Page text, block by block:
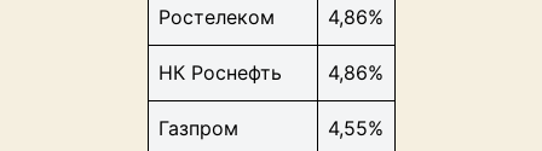
Ростелеком 4,86%
НК Роснефть 4,86%
Газпром 4,55%